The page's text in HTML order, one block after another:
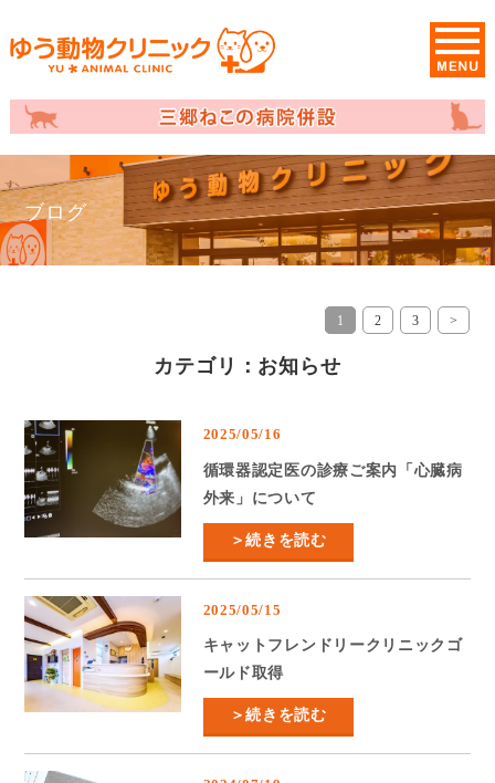
ブログ
1 2 3 >
カテゴリ：お知らせ
2025/05/16
循環器認定医の診療ご案内「心臓病
外来」について
＞続きを読む
2025/05/15
キャットフレンドリークリニックゴ
ールド取得
＞続きを読む